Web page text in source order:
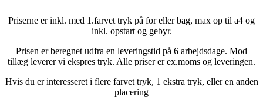
Priserne er inkl. med 1.farvet tryk på for eller bag, max op til a4 og
inkl. opstart og gebyr.
Prisen er beregnet udfra en leveringstid på 6 arbejdsdage. Mod
tillæg leverer vi ekspres tryk. Alle priser er ex.moms og leveringen.
Hvis du er interesseret i flere farvet tryk, 1 ekstra tryk, eller en anden
placering